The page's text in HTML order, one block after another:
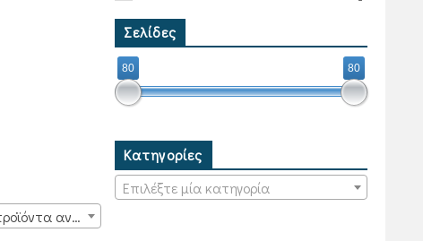
15 προϊόντα ανά σελίδα
Σελίδες
80 80
Κατηγορίες
Επιλέξτε μία κατηγορία